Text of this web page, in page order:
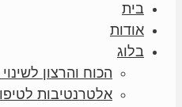
בית
אודות
בלוג
הכוח והרצון לשינוי
אלטרנטיבות